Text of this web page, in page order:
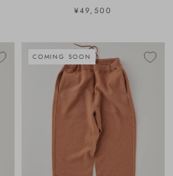
¥49,500
COMING SOON